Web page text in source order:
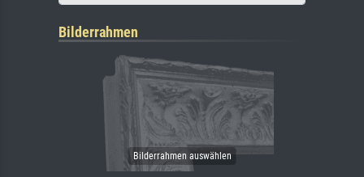
Bilderrahmen